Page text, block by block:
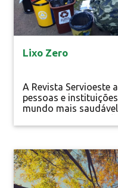
Lixo Zero
A Revista Servioeste
pessoas e
mundo mais
de Chapecó/SC. Lixo
das salas. A emissão
feita somente via
Educação